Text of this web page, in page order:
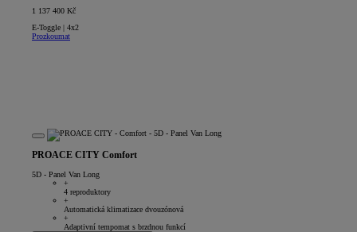
1 137 400 Kč
E-Toggle | 4x2
Prozkoumat
PROACE CITY Comfort
5D - Panel Van Long
+
4 reproduktory
+
Automatická klimatizace dvouzónová
+
Adaptivní tempomat s brzdnou funkcí